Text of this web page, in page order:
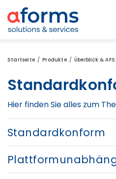
Zum Inhalt
Zum Menü
Zur Suche
Startseite Produkte Überblick &
Hier finden Sie alles zum
Standardkonform